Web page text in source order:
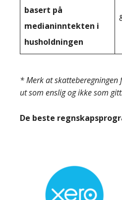
basert på
medianinntekten i
husholdningen
* Merk at
ut som enslig og ikke som
De beste